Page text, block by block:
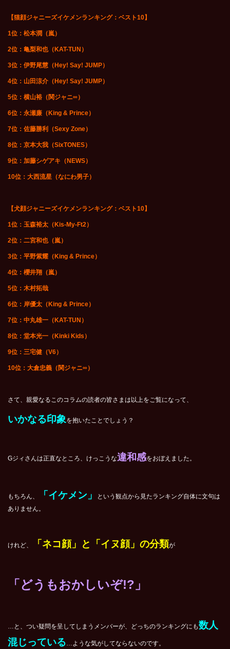
【猫顔ジャニーズイケメンランキング：ベスト10】
1位：松本潤（嵐）
2位：亀梨和也（KAT-TUN）
3位：伊野尾慧（Hey! Say! JUMP）
4位：山田涼介（Hey! Say! JUMP）
5位：横山裕（関ジャニ∞）
6位：永瀬廉（King & Prince）
7位：佐藤勝利（Sexy Zone）
8位：京本大我（SixTONES）
9位：加藤シゲアキ（NEWS）
10位：大西流星（なにわ男子）
【犬顔ジャニーズイケメンランキング：ベスト10】
1位：玉森裕太（Kis-My-Ft2）
2位：二宮和也（嵐）
3位：平野紫耀（King & Prince）
4位：櫻井翔（嵐）
5位：木村拓哉
6位：岸優太（King & Prince）
7位：中丸雄一（KAT-TUN）
8位：堂本光一（Kinki Kids）
9位：三宅健（V6）
10位：大倉忠義（関ジャニ∞）
さて、親愛なるこのコラムの読者の皆さまは以上をご覧になって、
いかなる印象を抱いたことでしょう？
Gジィさんは正直なところ、けっこうな違和感をおぼえました。
もちろん、 「イケメン」
という観点から見たランキング自体に文句は
ありません。
けれど、 「ネコ顔」と「イヌ顔」の分類が
「どうもおかしいぞ!?」
…と、つい疑問を呈してしまうメンバーが、どっちのランキングにも数人
混じっている…ような気がしてならないのです。